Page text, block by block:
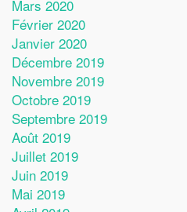
Mars 2020
Février 2020
Janvier 2020
Décembre 2019
Novembre 2019
Octobre 2019
Septembre 2019
Août 2019
Juillet 2019
Juin 2019
Mai 2019